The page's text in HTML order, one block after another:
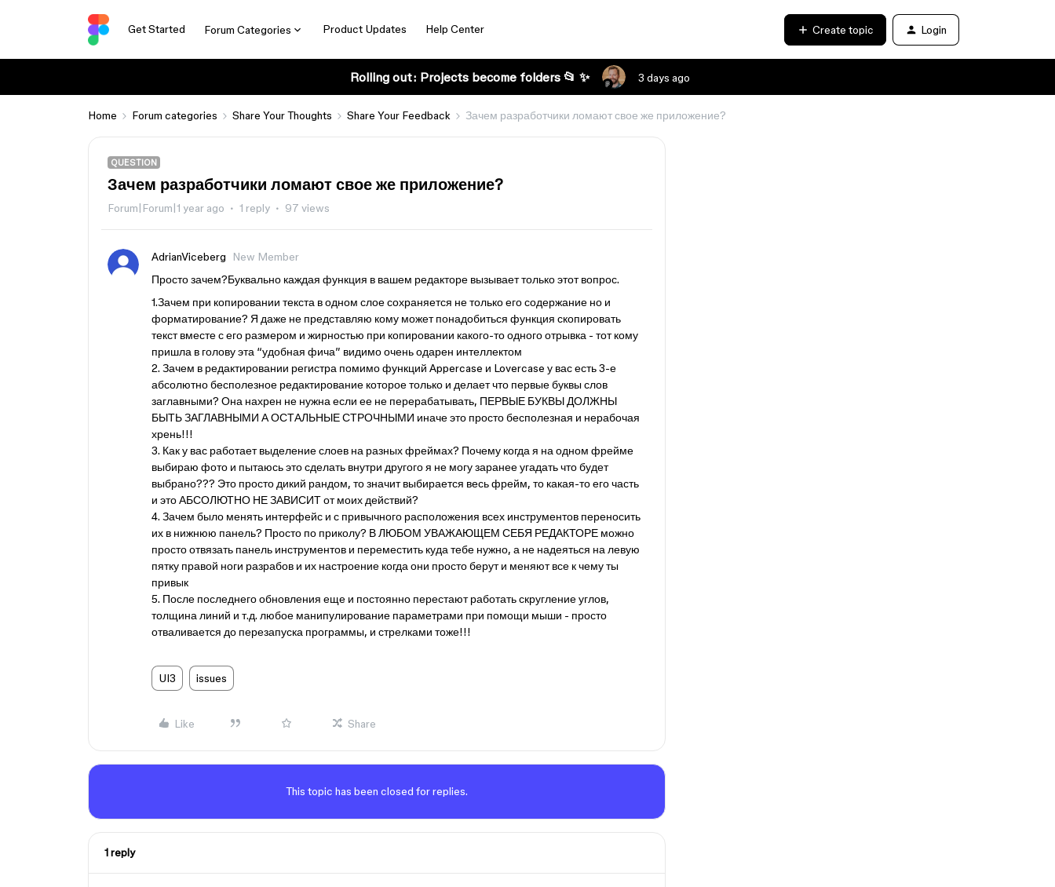
Get Started Forum Categories Product Updates Help Center Create topic Login
Rolling out: Projects become folders 📂 ✨ 3 days ago
Home Forum categories Share Your Thoughts Share Your Feedback Зачем разработчики ломают свое же приложение?
QUESTION
Зачем разработчики ломают свое же приложение?
Forum|Forum|1 year ago 1 reply 97 views
AdrianViceberg
New Member
Просто зачем?Буквально каждая функция в вашем редакторе вызывает только этот вопрос.
1.Зачем при копировании текста в одном слое сохраняется не только его содержание но и
форматирование? Я даже не представляю кому может понадобиться функция скопировать
текст вместе с его размером и жирностью при копировании какого-то одного отрывка - тот кому
пришла в голову эта “удобная фича” видимо очень одарен интеллектом
2. Зачем в редактировании регистра помимо функций Appercase и Lovercase у вас есть 3-е
абсолютно бесполезное редактирование которое только и делает что первые буквы слов
заглавными? Она нахрен не нужна если ее не перерабатывать, ПЕРВЫЕ БУКВЫ ДОЛЖНЫ
БЫТЬ ЗАГЛАВНЫМИ А ОСТАЛЬНЫЕ СТРОЧНЫМИ иначе это просто бесполезная и нерабочая
хрень!!!
3. Как у вас работает выделение слоев на разных фреймах? Почему когда я на одном фрейме
выбираю фото и пытаюсь это сделать внутри другого я не могу заранее угадать что будет
выбрано??? Это просто дикий рандом, то значит выбирается весь фрейм, то какая-то его часть
и это АБСОЛЮТНО НЕ ЗАВИСИТ от моих действий?
4. Зачем было менять интерфейс и с привычного расположения всех инструментов переносить
их в нижнюю панель? Просто по приколу? В ЛЮБОМ УВАЖАЮЩЕМ СЕБЯ РЕДАКТОРЕ можно
просто отвязать панель инструментов и переместить куда тебе нужно, а не надеяться на левую
пятку правой ноги разрабов и их настроение когда они просто берут и меняют все к чему ты
привык
5. После последнего обновления еще и постоянно перестают работать скругление углов,
толщина линий и т.д. любое манипулирование параметрами при помощи мыши - просто
отваливается до перезапуска программы, и стрелками тоже!!!
UI3 issues
Like Share
This topic has been closed for replies.
1 reply